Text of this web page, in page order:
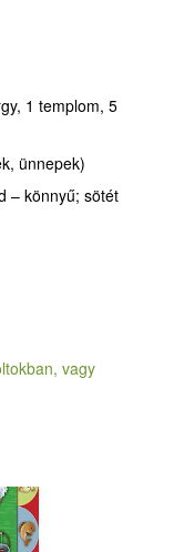
1 templom, 5
ünnepek)
– könnyű; sötét
vagy